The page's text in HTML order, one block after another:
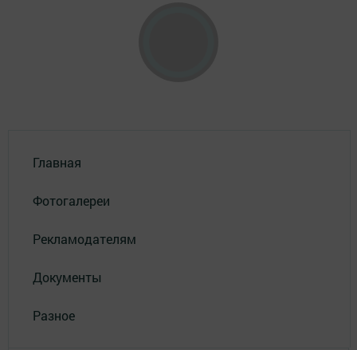
Главная
Фотогалереи
Рекламодателям
Документы
Разное